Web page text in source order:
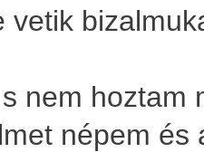
vetik
nem hoztam
népem és